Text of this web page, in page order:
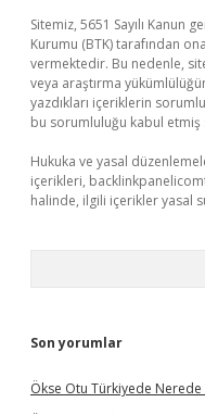
Sitemiz, 5651 Sayılı Kanun
Kurumu (BTK) tarafından
vermektedir. Bu nedenle,
veya araştırma
yazdıkları içeriklerin
bu sorumluluğu kabul etmiş
Hukuka ve yasal
içerikleri,
halinde, ilgili içerikler yasal
Son yorumlar
Ökse Otu Türkiyede Nerede